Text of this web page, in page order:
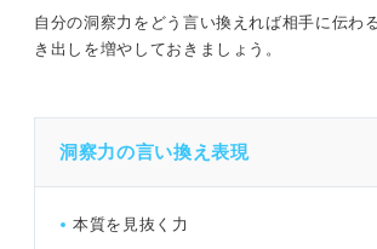
洞察力のアピールのコツは？
洞察力を魅力的に自己PRするコツ
突破！
自分の洞察力をどう言い換えれば相手に伝わ
き出しを増やしておきましょう。
洞察力の言い換え表現
本質を見抜く力
【業界・職種別】洞察力の自己PR例文
企画職